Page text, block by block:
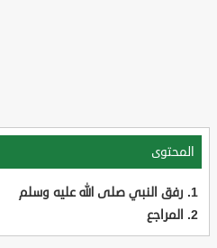
المحتوى
رفق النبي صلى الله عليه وسلم
المراجع